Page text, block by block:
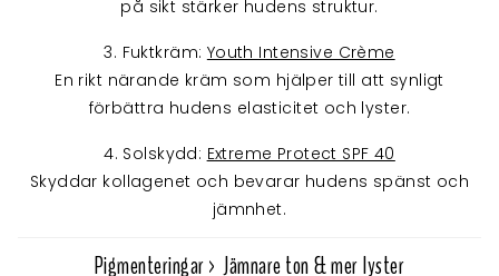
på sikt stärker hudens struktur.
3. Fuktkräm: Youth Intensive Crème
En rikt närande kräm som hjälper till att synligt
förbättra hudens elasticitet och lyster.
4. Solskydd: Extreme Protect SPF 40
Skyddar kollagenet och bevarar hudens spänst och
jämnhet.
Pigmenteringar > Jämnare ton & mer lyster